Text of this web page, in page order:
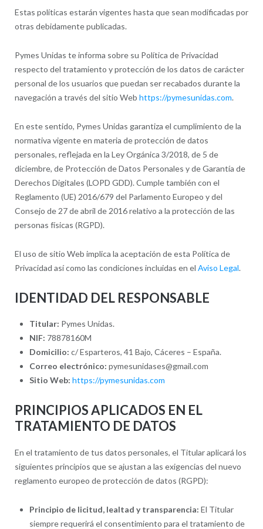
Estas políticas estarán vigentes hasta que sean modificadas por
otras debidamente publicadas.
Pymes Unidas te informa sobre su Política de Privacidad
respecto del tratamiento y protección de los datos de carácter
personal de los usuarios que puedan ser recabados durante la
navegación a través del sitio Web https://pymesunidas.com.
En este sentido, Pymes Unidas garantiza el cumplimiento de la
normativa vigente en materia de protección de datos
personales, reflejada en la Ley Orgánica 3/2018, de 5 de
diciembre, de Protección de Datos Personales y de Garantía de
Derechos Digitales (LOPD GDD). Cumple también con el
Reglamento (UE) 2016/679 del Parlamento Europeo y del
Consejo de 27 de abril de 2016 relativo a la protección de las
personas físicas (RGPD).
El uso de sitio Web implica la aceptación de esta Política de
Privacidad así como las condiciones incluidas en el Aviso Legal.
IDENTIDAD DEL RESPONSABLE
Titular: Pymes Unidas.
NIF: 78878160M
Domicilio: c/ Esparteros, 41 Bajo, Cáceres – España.
Correo electrónico: pymesunidases@gmail.com
Sitio Web: https://pymesunidas.com
PRINCIPIOS APLICADOS EN EL
TRATAMIENTO DE DATOS
En el tratamiento de tus datos personales, el Titular aplicará los
siguientes principios que se ajustan a las exigencias del nuevo
reglamento europeo de protección de datos (RGPD):
Principio de licitud, lealtad y transparencia: El Titular
siempre requerirá el consentimiento para el tratamiento de